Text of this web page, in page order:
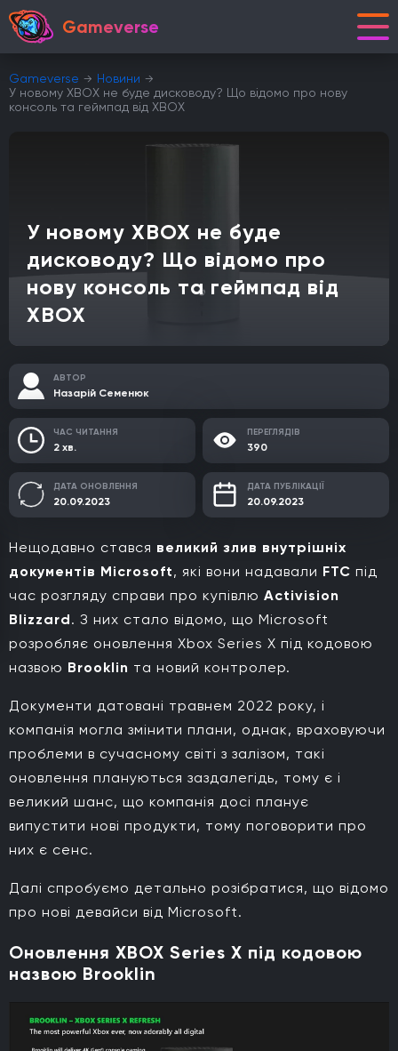
Gameverse
Gameverse
Новини
У новому XBOX не буде дисководу? Що відомо про нову
консоль та геймпад від XBOX
У новому XBOX не буде
дисководу? Що відомо про
нову консоль та геймпад від
XBOX
АВТОР
Назарій Семенюк
ЧАС ЧИТАННЯ
2 хв.
ПЕРЕГЛЯДІВ
390
ДАТА ОНОВЛЕННЯ
20.09.2023
ДАТА ПУБЛІКАЦІЇ
20.09.2023
Нещодавно стався великий злив внутрішніх
документів Microsoft, які вони надавали FTC під
час розгляду справи про купівлю Activision
Blizzard. З них стало відомо, що Microsoft
розробляє оновлення Xbox Series X під кодовою
назвою Brooklin та новий контролер.
Документи датовані травнем 2022 року, і
компанія могла змінити плани, однак, враховуючи
проблеми в сучасному світі з залізом, такі
оновлення плануються заздалегідь, тому є і
великий шанс, що компанія досі планує
випустити нові продукти, тому поговорити про
них є сенс.
Далі спробуємо детально розібратися, що відомо
про нові девайси від Microsoft.
Оновлення XBOX Series X під кодовою
назвою Brooklin